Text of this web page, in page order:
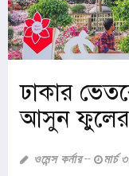
ঢাকার
আসুন ফুলের
ওমেন্স কর্নার মার্চ